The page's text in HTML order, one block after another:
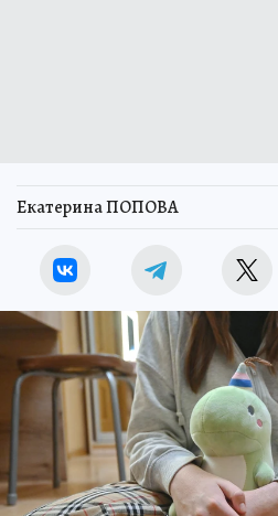
Екатерина ПОПОВА